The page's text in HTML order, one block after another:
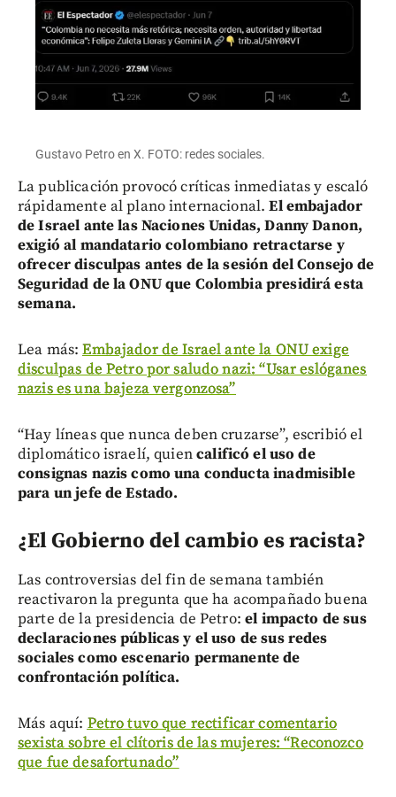
Gustavo Petro en X. FOTO: redes sociales.
La publicación provocó críticas inmediatas y escaló
rápidamente al plano internacional.El embajador
de Israel ante las Naciones Unidas, Danny Danon,
exigió al mandatario colombiano retractarse y
ofrecer disculpas antes de la sesión del Consejo de
Seguridad de la ONU que Colombia presidirá esta
semana.
Lea más:Embajador de Israel ante la ONU exige
disculpas de Petro por saludo nazi: “Usar eslóganes
nazis es una bajeza vergonzosa”
“Hay líneas que nunca deben cruzarse”, escribió el
diplomático israelí, quiencalificó el uso de
consignas nazis como una conducta inadmisible
para un jefe de Estado.
¿El Gobierno del cambio es racista?
Las controversias del fin de semana también
reactivaron la pregunta que ha acompañado buena
parte de la presidencia de Petro:el impacto de sus
declaraciones públicas y el uso de sus redes
sociales como escenario permanente de
confrontación política.
Más aquí: Petro tuvo que rectificar comentario
sexista sobre el clítoris de las mujeres: “Reconozco
que fue desafortunado”